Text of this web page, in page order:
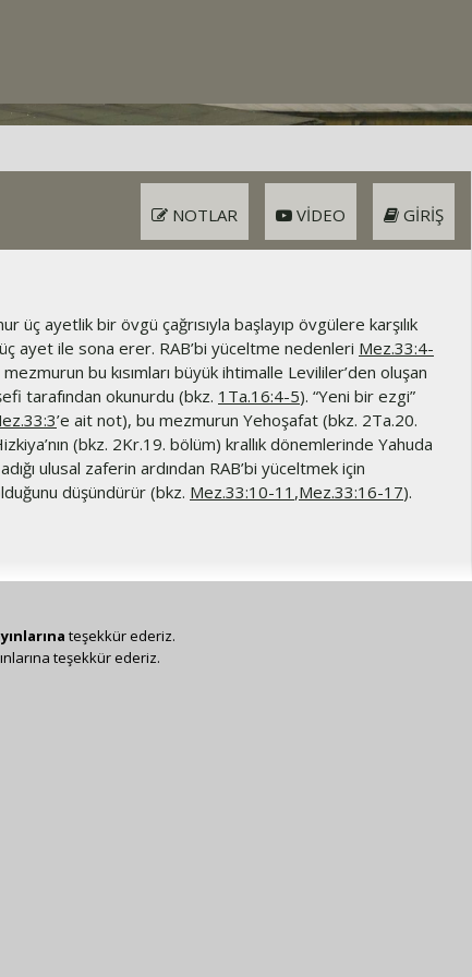
GIRIŞ
VIDEO
NOTLAR
üç ayetlik bir övgü çağrısıyla başlayıp övgülere karşılık
ayet ile sona erer. RAB’bi yüceltme nedenleri Mez.33:4-
bu kısımları büyük ihtimalle Levililer’den oluşan
tarafından okunurdu (bkz. 1Ta.16:4-5). “Yeni bir ezgi”
’e ait not), bu mezmurun Yehoşafat (bkz. 2Ta.20.
(bkz. 2Kr.19. bölüm) krallık dönemlerinde Yahuda
adığı ulusal zaferin ardından RAB’bi yüceltmek için
düşündürür (bkz. Mez.33:10-11 ,Mez.33:16-17).
teşekkür ederiz.
teşekkür ederiz.